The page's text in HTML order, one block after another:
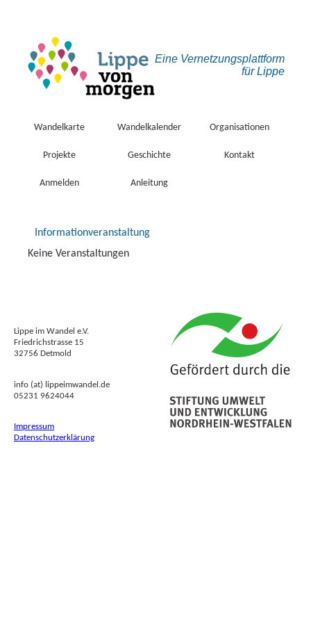
Eine Vernetzungs­plattform
für Lippe
Wandelkarte Wandelkalender Organisationen
Projekte Geschichte Kontakt
Anmelden Anleitung
Informationveranstaltung
Keine Veranstaltungen
Lippe im Wandel e.V.
Friedrichstrasse 15
32756 Detmold
info (at) lippeimwandel.de
05231 9624044
Impressum
Datenschutzerklärung